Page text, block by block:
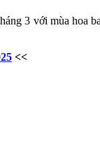
3 với mùa hoa
<<